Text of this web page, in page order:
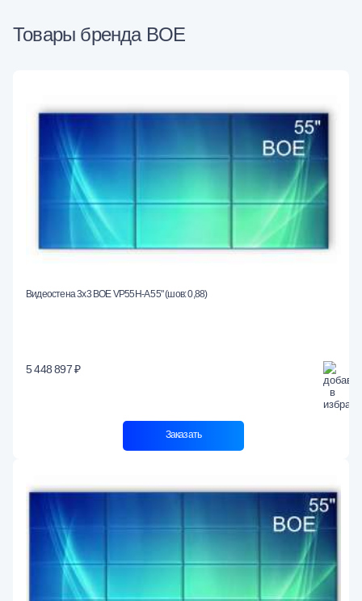
Товары бренда BOE
Видеостена 3x3 BOE VP55H-A 55" (шов: 0,88)
5 448 897 ₽
Заказать